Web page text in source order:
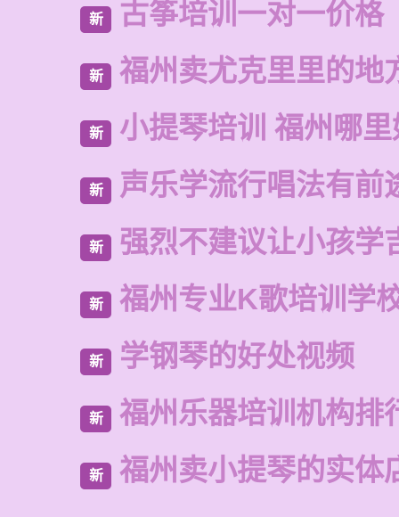
新 古筝培训一对一价格
新 福州卖尤克里里的地
新 小提琴培训 福州哪
新 声乐学流行唱法有前
新 强烈不建议让小孩学
新 福州专业K歌培训学
新 学钢琴的好处视频
新 福州乐器培训机构排
新 福州卖小提琴的实体